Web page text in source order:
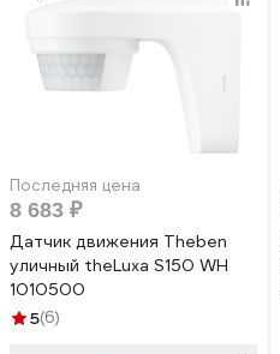
Последняя цена
8 683 ₽
Датчик движения Theben
уличный theLuxa S150 WH
1010500
5(6)